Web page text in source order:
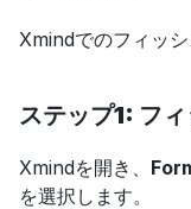
Xmindでのフィッ
ステップ1: フ
Xmindを開き、
を選択します。